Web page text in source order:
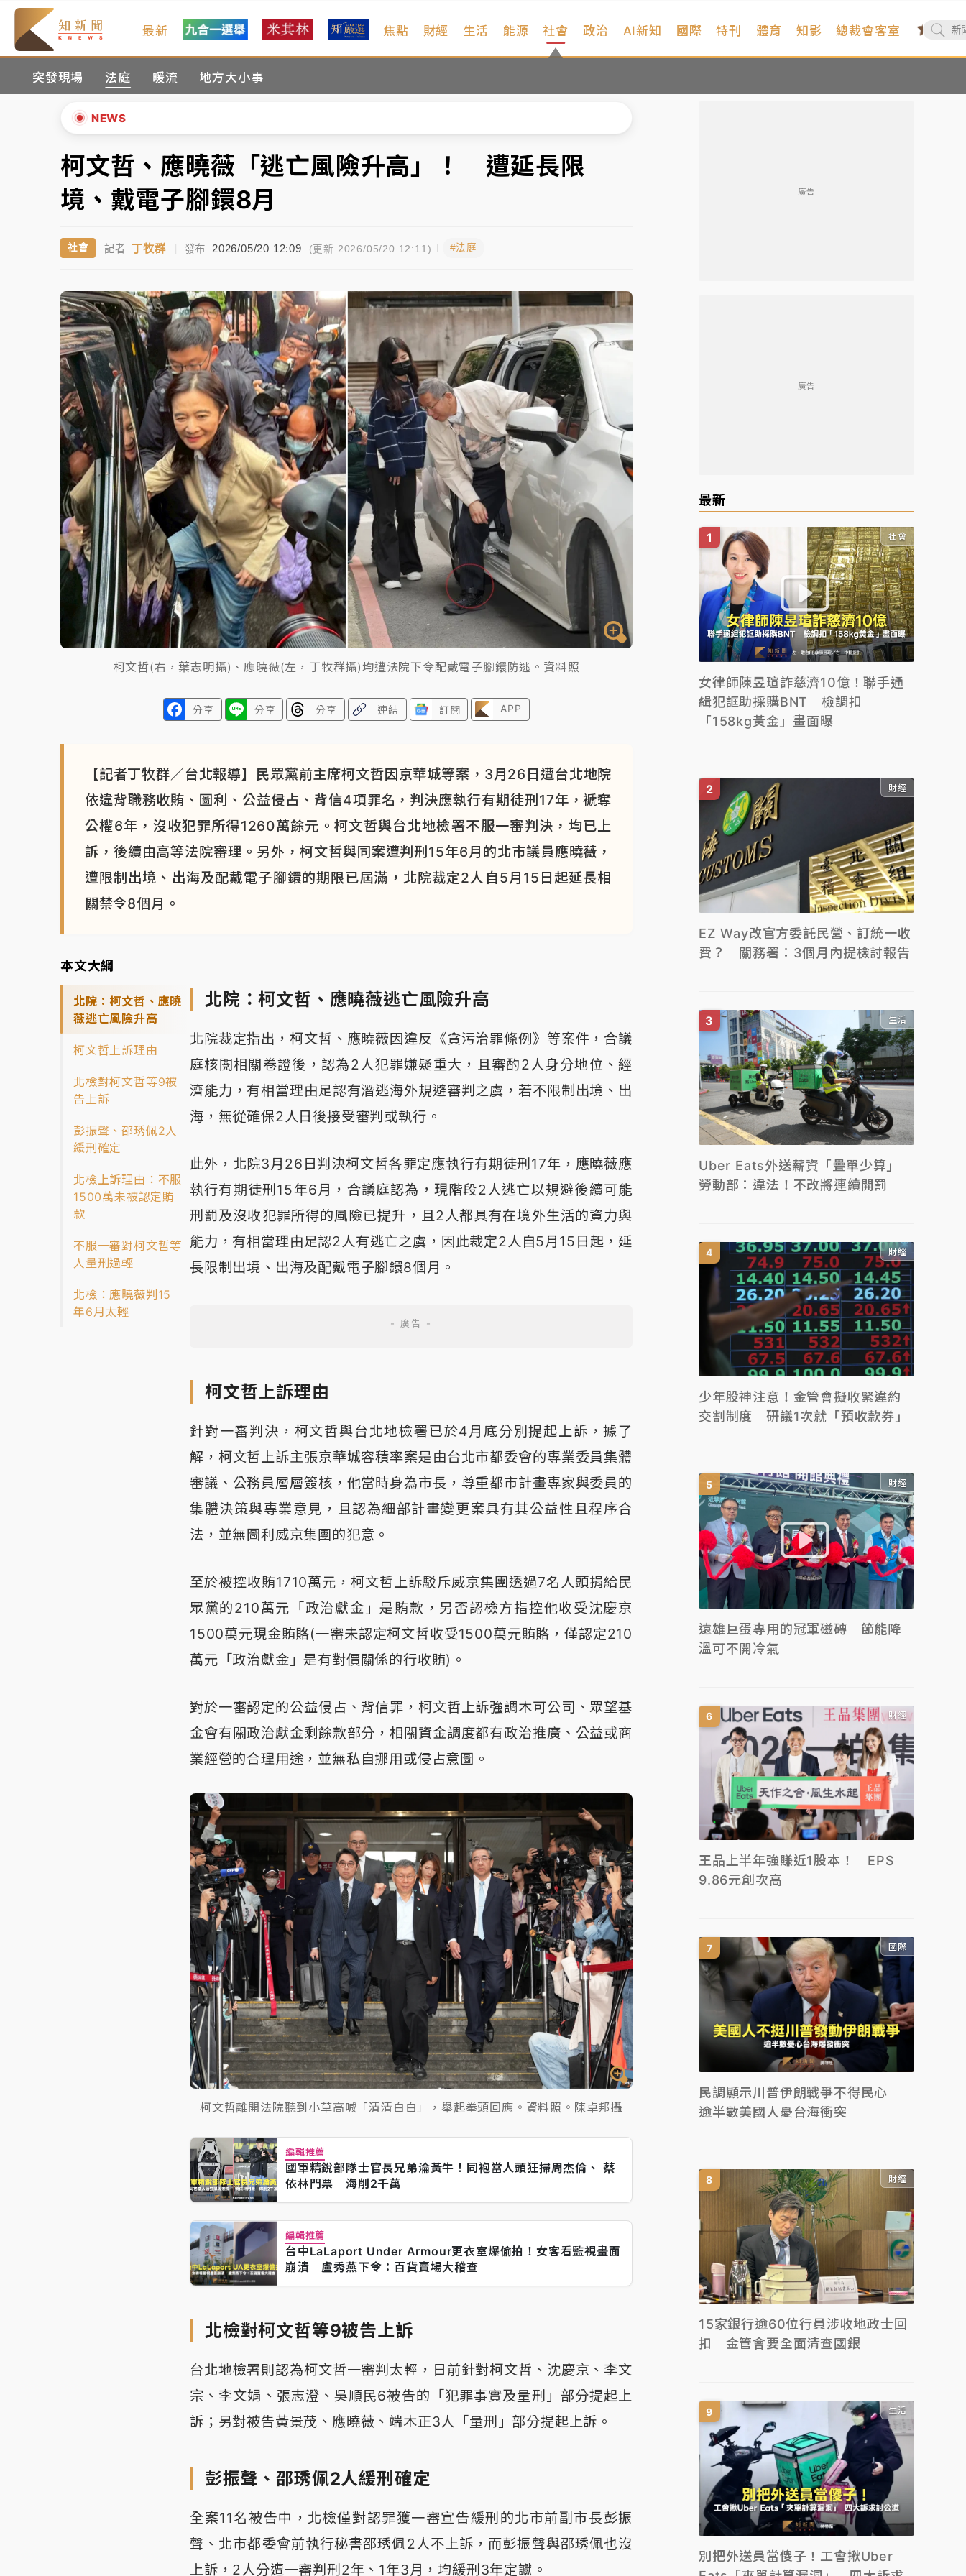
最新 焦點 財經 生活 能源 社會
突發現場 法庭 暖流 地方大小事
政治 AI新知 國際 特刊 體育 知影 總裁會客室
NEWS
暑假過三周才推「E宿新北打卡趣」！抽獎程序複雜 觀旅局回應了
中信慈善基金會想增加董事人數！辜仲諒向法院聲請遭駁 理由曝光
故宮《龍藏經》特展第2檔！今線上預約開賣一度塞車 周六起展出延長至晚上7時
台東農業處長涉圖利渡假村！東檢抗告成功 今重開羈押庭
女律師陳昱瑄詐慈濟10億！黃金158kg遭查扣畫面曝光
中信慈善基金會想增加董事人數！辜仲諒向法院聲請遭駁 理由曝光
故宮《龍藏經》特展第2檔！今線上預約開賣一度塞車 周六起展出延長至晚上7時
台東農業處長涉圖利渡假村！東檢抗告成功 今重開羈押庭
父親節泡湯了！中颱白海豚雨彈轟3天 「紅到發紫」降雨熱區曝
▲
▼
柯文哲、應曉薇「逃亡風險升高」！ 遭延長限
境、戴電子腳鐶8月
社會 記者 丁牧群 | 發布 2026/05/20 12:09 (更新 2026/05/20 12:11) #法庭
柯文哲(右，葉志明攝)、應曉薇(左，丁牧群攝)均遭法院下令配戴電子腳鐶防逃。資料照
分享 分享 分享 連結 訂閱 APP
【記者丁牧群／台北報導】民眾黨前主席柯文哲因京華城等案，3月26日遭台北地院
依違背職務收賄、圖利、公益侵占、背信4項罪名，判決應執行有期徒刑17年，褫奪
公權6年，沒收犯罪所得1260萬餘元。柯文哲與台北地檢署不服一審判決，均已上
訴，後續由高等法院審理。另外，柯文哲與同案遭判刑15年6月的北市議員應曉薇，
遭限制出境、出海及配戴電子腳鐶的期限已屆滿，北院裁定2人自5月15日起延長相
關禁令8個月。
本文大綱
北院：柯文哲、應曉
薇逃亡風險升高
柯文哲上訴理由
北檢對柯文哲等9被
告上訴
彭振聲、邵琇佩2人
緩刑確定
北檢上訴理由：不服
1500萬未被認定賄
款
不服一審對柯文哲等
人量刑過輕
北檢：應曉薇判15
年6月太輕
北院：柯文哲、應曉薇逃亡風險升高
北院裁定指出，柯文哲、應曉薇因違反《貪污治罪條例》等案件，合議
庭核閱相關卷證後，認為2人犯罪嫌疑重大，且審酌2人身分地位、經
濟能力，有相當理由足認有潛逃海外規避審判之虞，若不限制出境、出
海，無從確保2人日後接受審判或執行。
此外，北院3月26日判決柯文哲各罪定應執行有期徒刑17年，應曉薇應
執行有期徒刑15年6月，合議庭認為，現階段2人逃亡以規避後續可能
刑罰及沒收犯罪所得的風險已提升，且2人都具有在境外生活的資力與
能力，有相當理由足認2人有逃亡之虞，因此裁定2人自5月15日起，延
長限制出境、出海及配戴電子腳鐶8個月。
柯文哲上訴理由
針對一審判決，柯文哲與台北地檢署已於4月底分別提起上訴，據了
解，柯文哲上訴主張京華城容積率案是由台北市都委會的專業委員集體
審議、公務員層層簽核，他當時身為市長，尊重都市計畫專家與委員的
集體決策與專業意見，且認為細部計畫變更案具有其公益性且程序合
法，並無圖利威京集團的犯意。
至於被控收賄1710萬元，柯文哲上訴駁斥威京集團透過7名人頭捐給民
眾黨的210萬元「政治獻金」是賄款，另否認檢方指控他收受沈慶京
1500萬元現金賄賂(一審未認定柯文哲收受1500萬元賄賂，僅認定210
萬元「政治獻金」是有對價關係的行收賄)。
對於一審認定的公益侵占、背信罪，柯文哲上訴強調木可公司、眾望基
金會有關政治獻金剩餘款部分，相關資金調度都有政治推廣、公益或商
業經營的合理用途，並無私自挪用或侵占意圖。
柯文哲離開法院聽到小草高喊「清清白白」，舉起拳頭回應。資料照。陳卓邦攝
編輯推薦
國軍精銳部隊士官長兄弟淪黃牛！同袍當人頭狂掃周杰倫、 蔡
依林門票 海削2千萬
編輯推薦
台中LaLaport Under Armour更衣室爆偷拍！女客看監視畫面
崩潰 盧秀燕下令：百貨賣場大稽查
北檢對柯文哲等9被告上訴
台北地檢署則認為柯文哲一審判太輕，日前針對柯文哲、沈慶京、李文
宗、李文娟、張志澄、吳順民6被告的「犯罪事實及量刑」部分提起上
訴；另對被告黃景茂、應曉薇、端木正3人「量刑」部分提起上訴。
彭振聲、邵琇佩2人緩刑確定
全案11名被告中，北檢僅對認罪獲一審宣告緩刑的北市前副市長彭振
聲、北市都委會前執行秘書邵琇佩2人不上訴，而彭振聲與邵琇佩也沒
上訴，2人分遭一審判刑2年、1年3月，均緩刑3年定讞。
廣告
廣告
最新
社會
女律師陳昱瑄詐慈濟10億！聯手通
緝犯誆助採購BNT 檢調扣
「158kg黃金」畫面曝
財經
EZ Way改官方委託民營、訂統一收
費？ 關務署：3個月內提檢討報告
生活
Uber Eats外送薪資「疊單少算」
勞動部：違法！不改將連續開罰
財經
少年股神注意！金管會擬收緊違約
交割制度 研議1次就「預收款券」
財經
遠雄巨蛋專用的冠軍磁磚 節能降
溫可不開冷氣
財經
王品上半年強賺近1股本！ EPS
9.86元創次高
國際
民調顯示川普伊朗戰爭不得民心
逾半數美國人憂台海衝突
財經
15家銀行逾60位行員涉收地政士回
扣 金管會要全面清查國銀
生活
別把外送員當傻子！工會揪Uber